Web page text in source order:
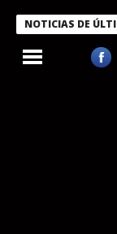
NOTICIAS DE
Bukele condecora